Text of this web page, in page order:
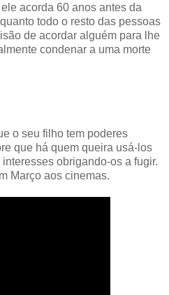
acorda 60 anos antes da
todo o resto das pessoas
de acordar alguém para lhe
condenar a uma morte
o seu filho tem poderes
que há quem queira usá-los
obrigando-os a fugir.
Março aos cinemas.